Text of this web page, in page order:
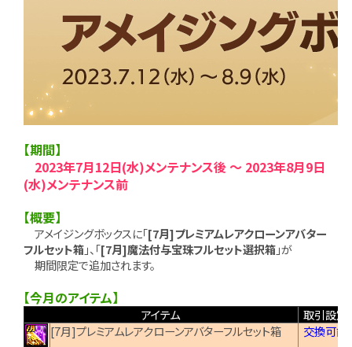
【期間】
2023年7月12日(水)メンテナンス後 ～ 2023年8月9日
(水)メンテナンス前
【概要】
アメイジングボックスに「[7月]プレミアムレアクローンアバター
フルセット箱」、「[7月]魔法付与宝珠フルセット選択箱」が
期間限定で追加されます。
【今月のアイテム】
アイテム
取引設定
[7月]プレミアムレアクローンアバターフルセット箱
交換可能